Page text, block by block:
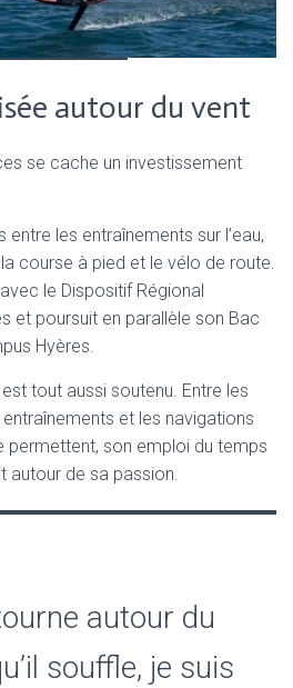
autour du vent
se cache un investissement
les entraînements sur l’eau,
course à pied et le vélo de route.
le Dispositif Régional
et poursuit en parallèle son Bac
Hyères.
tout aussi soutenu. Entre les
et les navigations
permettent, son emploi du temps
autour de sa passion.
autour du
souffle, je suis